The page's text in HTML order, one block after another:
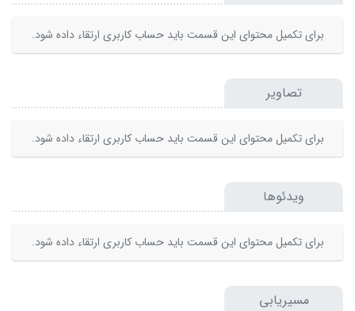
برای تکمیل محتوای این قسمت باید حساب کاربری ارتقاء داده شود.
تصاویر
برای تکمیل محتوای این قسمت باید حساب کاربری ارتقاء داده شود.
ویدئوها
برای تکمیل محتوای این قسمت باید حساب کاربری ارتقاء داده شود.
مسیریابی